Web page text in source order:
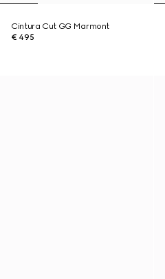
Cintura Cut GG Marmont
€ 495